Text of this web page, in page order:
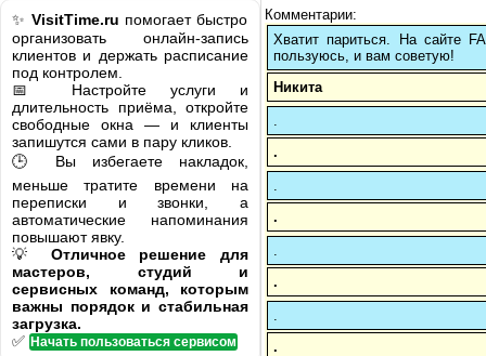
✨ VisitTime.ru помогает быстро
организовать онлайн-запись
клиентов и держать расписание
под контролем.
📅 Настройте услуги и
длительность приёма, откройте
свободные окна — и клиенты
запишутся сами в пару кликов.
🕒 Вы избегаете накладок,
меньше тратите времени на
переписки и звонки, а
автоматические напоминания
повышают явку.
💡 Отличное решение для
мастеров, студий и
сервисных команд, которым
важны порядок и стабильная
загрузка.
✅ Начать пользоваться сервисом
Комментарии:
Хватит париться. На сайте
пользуюсь, и вам советую!
Никита
.
.
.
.